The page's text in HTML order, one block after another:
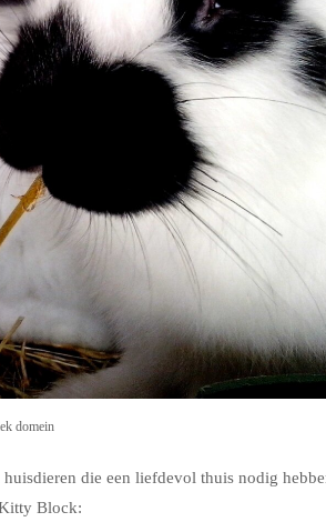
domein
die een liefdevol thuis nodig
Block: